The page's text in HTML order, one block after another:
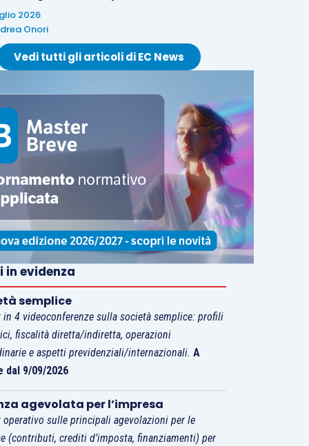
2026
Onori
Vedi tutti gli articoli di EC News
in evidenza
semplice
in 4 videoconferenze sulla società semplice: profili
fiscalità diretta/indiretta, operazioni
e aspetti previdenziali/internazionali.A
dal 9/09/2026
agevolata per l’impresa
operativo sulle principali agevolazioni per le
(contributi, crediti d’imposta, finanziamenti) per